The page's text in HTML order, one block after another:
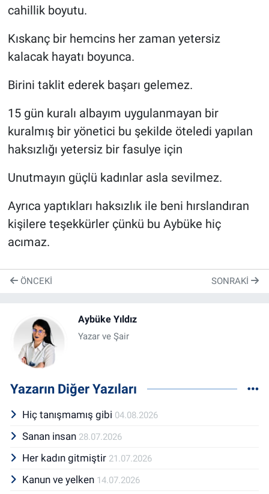
cahillik boyutu.
Kıskanç bir hemcins her zaman yetersiz
kalacak hayatı boyunca.
Birini taklit ederek başarı gelemez.
15 gün kuralı albayım uygulanmayan bir
kuralmış bir yönetici bu şekilde öteledi yapılan
haksızlığı yetersiz bir fasulye için
Unutmayın güçlü kadınlar asla sevilmez.
Ayrıca yaptıkları haksızlık ile beni hırslandıran
kişilere teşekkürler çünkü bu Aybüke hiç
acımaz.
ÖNCEKI SONRAKI
Aybüke Yıldız
Yazar ve Şair
Yazarın Diğer Yazıları
Hiç tanışmamış gibi 04.08.2026
Sanan insan 28.07.2026
Her kadın gitmiştir 21.07.2026
Kanun ve yelken 14.07.2026